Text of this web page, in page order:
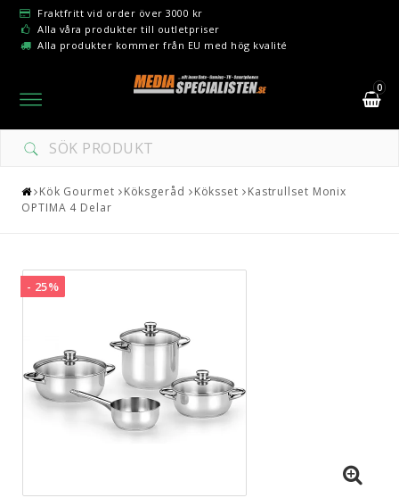
Fraktfritt vid order över 3000 kr
Alla våra produkter till outletpriser
Alla produkter kommer från EU med hög kvalité
0
Toggle
navigation
Kök Gourmet Köksgeråd Köksset
Kastrullset Monix
OPTIMA 4 Delar
- 25%